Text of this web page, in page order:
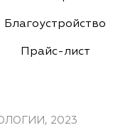
Благоустройство
Прайс-лист
2023